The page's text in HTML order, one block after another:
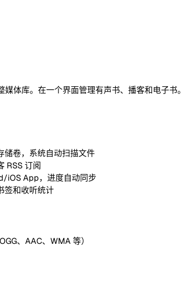
体库。在一个界面管理有声书、播客和电子书。
储卷，系统自动扫描文件
RSS 订阅
iOS App，进度自动同步
签和收听统计
、AAC、WMA 等）